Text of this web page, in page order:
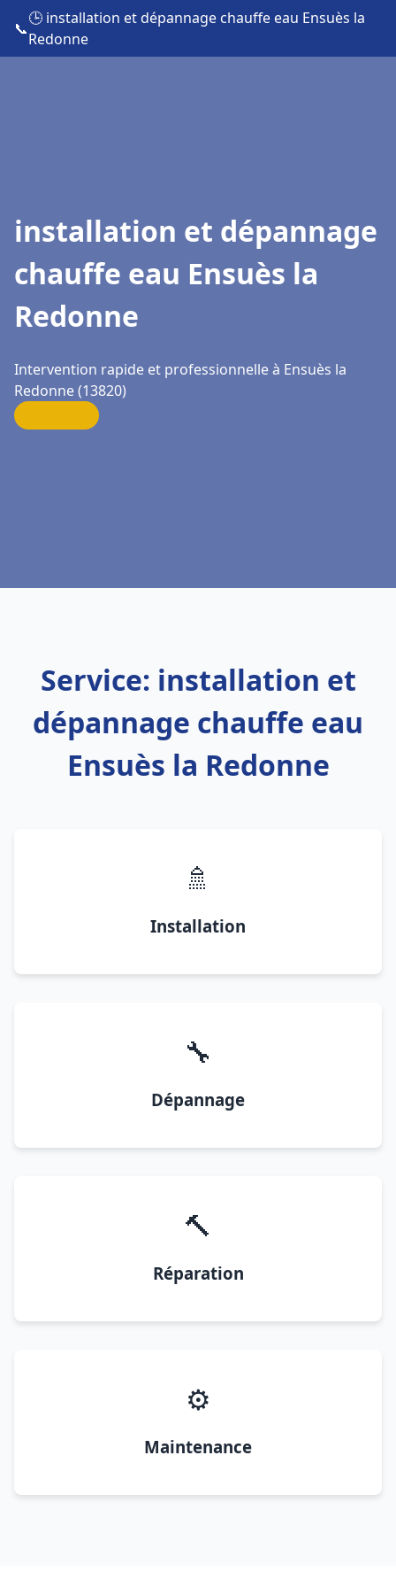
📞
🕒 installation et dépannage chauffe eau Ensuès la
Redonne
installation et dépannage
chauffe eau Ensuès la
Redonne
Intervention rapide et professionnelle à Ensuès la
Redonne (13820)
Service: installation et
dépannage chauffe eau
Ensuès la Redonne
🚿
Installation
🔧
Dépannage
🔨
Réparation
⚙️
Maintenance